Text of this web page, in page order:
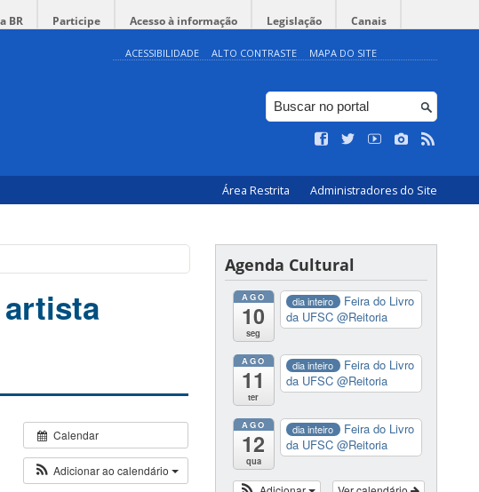
BR Participe Acesso à informação Legislação Canais
ACESSIBILIDADE ALTO CONTRASTE MAPA DO SITE
Área Restrita Administradores do Site
artista
Calendar
Adicionar ao calendário
Agenda Cultural
AGO
10
seg
dia inteiro
Feira do Livro
da UFSC @Reitoria
AGO
11
ter
dia inteiro
Feira do Livro
da UFSC @Reitoria
AGO
12
qua
dia inteiro
Feira do Livro
da UFSC @Reitoria